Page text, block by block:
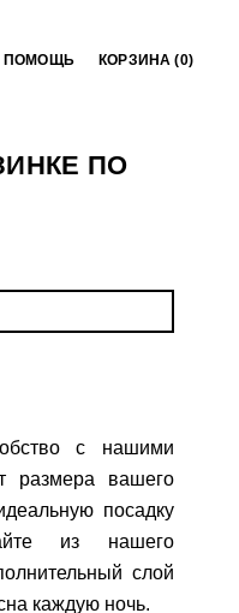
ПОМОЩЬ КОРЗИНА (0)
ПО
с нашими
размера вашего
посадку
из нашего
слой
каждую ночь.